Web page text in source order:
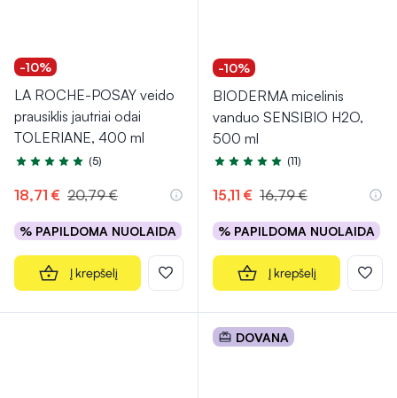
-10%
LA ROCHE-POSAY veido
prausiklis jautriai odai
TOLERIANE, 400 ml
Įvertinimas 5.0 iš 5
(5)
18,71 € 20,79 €
% PAPILDOMA NUOLAIDA
Į krepšelį
-10%
BIODERMA micelinis
vanduo SENSIBIO H2O,
500 ml
Įvertinimas 5.0 iš 5
(11)
15,11 € 16,79 €
% PAPILDOMA NUOLAIDA
Į krepšelį
DOVANA